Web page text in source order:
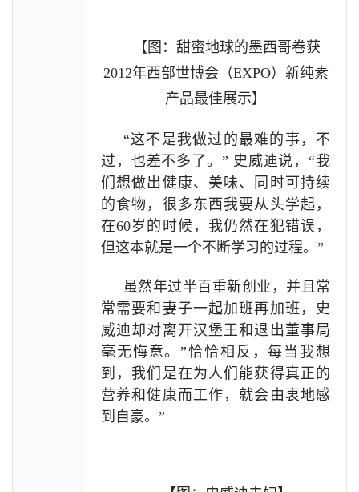
【图：甜蜜地球的墨西哥卷获
2012年西部世博会（EXPO）新纯素
产品最佳展示】
“这不是我做过的最难的事，不
过，也差不多了。” 史威迪说，“我
们想做出健康、美味、同时可持续
的食物，很多东西我要从头学起，
在60岁的时候，我仍然在犯错误，
但这本就是一个不断学习的过程。”
虽然年过半百重新创业，并且常
常需要和妻子一起加班再加班，史
威迪却对离开汉堡王和退出董事局
毫无悔意。”恰恰相反，每当我想
到，我们是在为人们能获得真正的
营养和健康而工作，就会由衷地感
到自豪。”